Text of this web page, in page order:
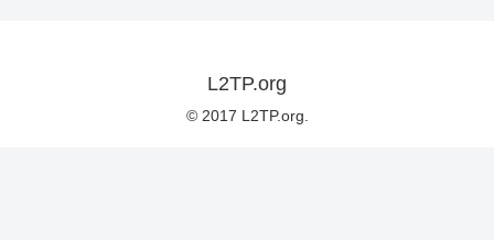
L2TP.org
© 2017 L2TP.org.